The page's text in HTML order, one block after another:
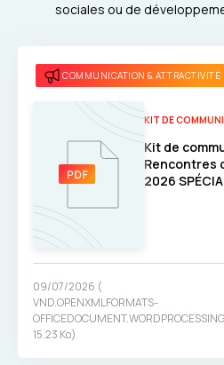
sociales ou de
COMMUNICATION & ATTRACTIVITÉ
KIT DE
Kit de
Rencontres
2026
09/07/2026 (
VND.OPENXMLFORMATS-
15.23 Ko)